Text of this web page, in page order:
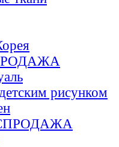
рисунком